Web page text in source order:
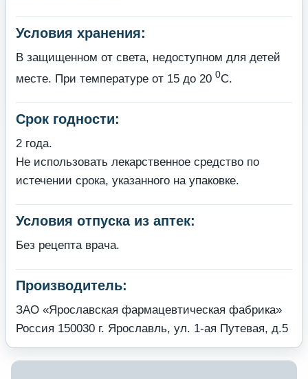
Условия хранения:
В защищенном от света, недоступном для детей
месте. При температуре от 15 до 20 0С.
Срок годности:
2 года.
Не использовать лекарственное средство по
истечении срока, указанного на упаковке.
Условия отпуска из аптек:
Без рецепта врача.
Производитель:
ЗАО «Ярославская фармацевтическая фабрика»
Россия 150030 г. Ярославль, ул. 1-ая Путевая, д.5